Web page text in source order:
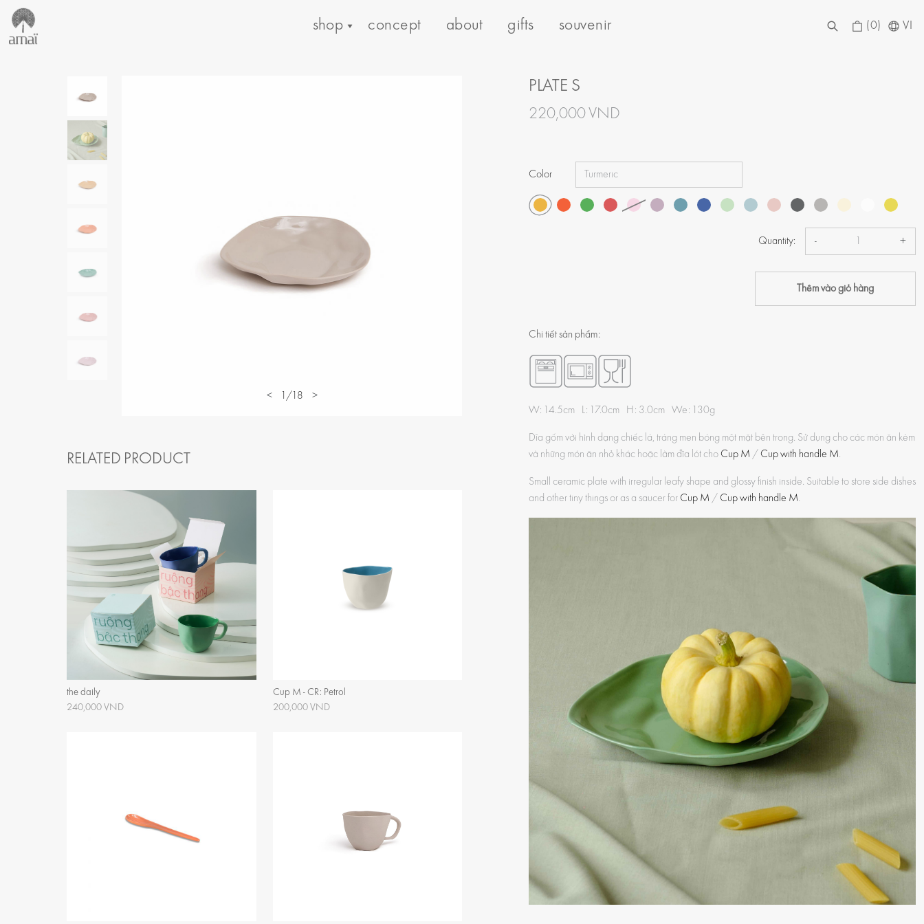
shop concept about gifts souvenir (0) VI
< 1/18 >
PLATE S
220,000 VND
Color
Quantity: - +
Thêm vào giỏ hàng
Chi tiết sản phẩm:
W: 14.5cm L: 17.0cm H: 3.0cm We: 130g
Dĩa gốm với hình dạng chiếc lá, tráng men bóng một mặt bên trong. Sử dụng cho các món ăn kèm
và những món ăn nhỏ khác hoặc làm đĩa lót choCup M / Cup with handle M.
Small ceramic plate with irregular leafy shape and glossy finish inside. Suitable to store side dishes
and other tiny things or as a saucer forCup M / Cup with handle M.
RELATED PRODUCT
the daily
240,000 VND
Cup M - CR: Petrol
200,000 VND